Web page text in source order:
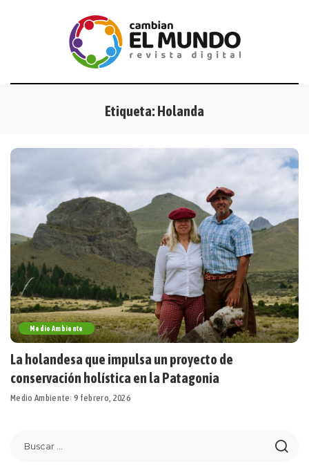
Etiqueta: Holanda
Medio Ambiente
La holandesa que impulsa un proyecto de
conservación holística en la Patagonia
Medio Ambiente 9 febrero, 2026